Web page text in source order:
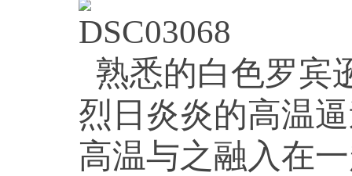
熟悉的白色罗宾
烈日炎炎的高温
高温与之融入在